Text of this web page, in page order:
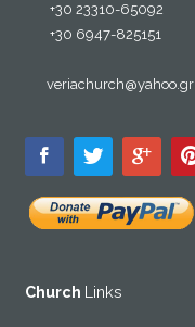
+30 23310-65092
+30 6947-825151
veriachurch@yahoo.gr
Church Links